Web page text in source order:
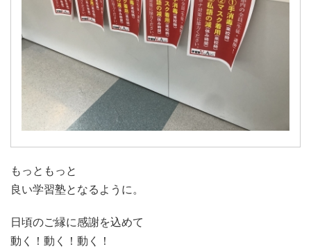
もっともっと
良い学習塾となるように。
日頃のご縁に感謝を込めて
動く！動く！動く！